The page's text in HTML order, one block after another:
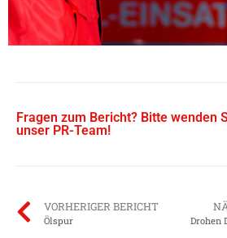
Fragen zum Bericht? Bitte wenden
unser PR-Team!
VORHERIGER BERICHT
Ölspur Drohen